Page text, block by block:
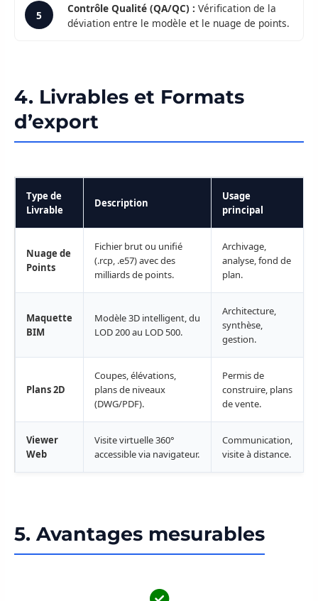
5 Contrôle Qualité (QA/QC) : Vérification de la
déviation entre le modèle et le nuage de points.
4. Livrables et Formats
d’export
Type de
Livrable
Description
Usage
principal
Nuage de
Points
Fichier brut ou unifié
(.rcp, .e57) avec des
milliards de points.
Archivage,
analyse, fond de
plan.
Maquette
BIM
Modèle 3D intelligent, du
LOD 200 au LOD 500.
Architecture,
synthèse,
gestion.
Plans 2D
Coupes, élévations,
plans de niveaux
(DWG/PDF).
Permis de
construire, plans
de vente.
Viewer
Web
Visite virtuelle 360°
accessible via navigateur.
Communication,
visite à distance.
5. Avantages mesurables